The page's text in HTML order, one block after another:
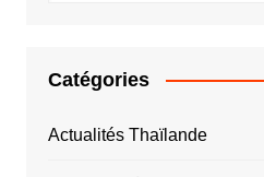
Catégories
Actualités Thaïlande